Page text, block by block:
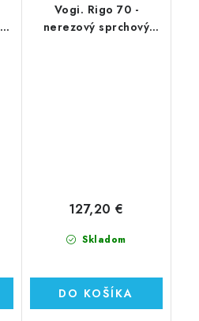
Vogi. Rigo 70 -
nerezový sprchový
Skladom
127,20 €
DO KOŠÍKA